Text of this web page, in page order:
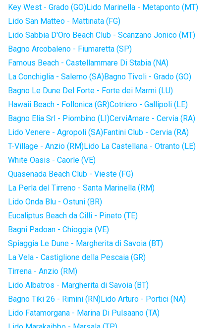
Key West - Grado (GO)Lido Marinella - Metaponto (MT)
Lido San Matteo - Mattinata (FG)
Lido Sabbia D'Oro Beach Club - Scanzano Jonico (MT)
Bagno Arcobaleno - Fiumaretta (SP)
Famous Beach - Castellammare Di Stabia (NA)
La Conchiglia - Salerno (SA)Bagno Tivoli - Grado (GO)
Bagno Le Dune Del Forte - Forte dei Marmi (LU)
Hawaii Beach - Follonica (GR)Cotriero - Gallipoli (LE)
Bagno Elia Srl - Piombino (LI)CerviAmare - Cervia (RA)
Lido Venere - Agropoli (SA)Fantini Club - Cervia (RA)
T-Village - Anzio (RM)Lido La Castellana - Otranto (LE)
White Oasis - Caorle (VE)
Quasenada Beach Club - Vieste (FG)
La Perla del Tirreno - Santa Marinella (RM)
Lido Onda Blu - Ostuni (BR)
Eucaliptus Beach da Cilli - Pineto (TE)
Bagni Padoan - Chioggia (VE)
Spiaggia Le Dune - Margherita di Savoia (BT)
La Vela - Castiglione della Pescaia (GR)
Tirrena - Anzio (RM)
Lido Albatros - Margherita di Savoia (BT)
Bagno Tiki 26 - Rimini (RN)Lido Arturo - Portici (NA)
Lido Fatamorgana - Marina Di Pulsaano (TA)